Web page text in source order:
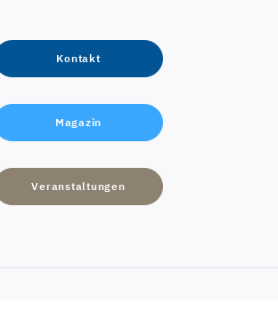
Kontakt
Magazin
Veranstaltungen